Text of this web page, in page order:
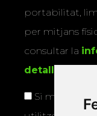
portabilitat,
per mitjans
consultar la
detallada
Si marqueu